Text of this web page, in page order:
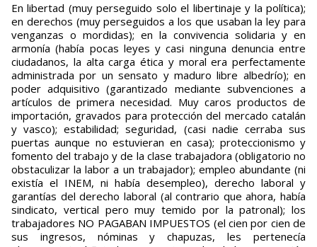
En libertad (muy perseguido solo el libertinaje y la política);
en derechos (muy perseguidos a los que usaban la ley para
venganzas o mordidas); en la convivencia solidaria y en
armonía (había pocas leyes y casi ninguna denuncia entre
ciudadanos, la alta carga ética y moral era perfectamente
administrada por un sensato y maduro libre albedrío); en
poder adquisitivo (garantizado mediante subvenciones a
artículos de primera necesidad. Muy caros productos de
importación, gravados para protección del mercado catalán
y vasco); estabilidad; seguridad, (casi nadie cerraba sus
puertas aunque no estuvieran en casa); proteccionismo y
fomento del trabajo y de la clase trabajadora (obligatorio no
obstaculizar la labor a un trabajador); empleo abundante (ni
existía el INEM, ni había desempleo), derecho laboral y
garantías del derecho laboral (al contrario que ahora, había
sindicato, vertical pero muy temido por la patronal); los
trabajadores NO PAGABAN IMPUESTOS (el cien por cien de
sus ingresos, nóminas y chapuzas, les pertenecía